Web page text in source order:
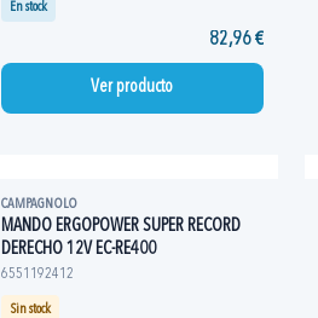
En stock
82,96 €
Ver producto
CAMPAGNOLO
MANDO ERGOPOWER SUPER RECORD
DERECHO 12V EC-RE400
6551192412
Sin stock